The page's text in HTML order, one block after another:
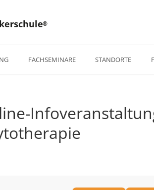
FACHSEMINARE STANDORTE